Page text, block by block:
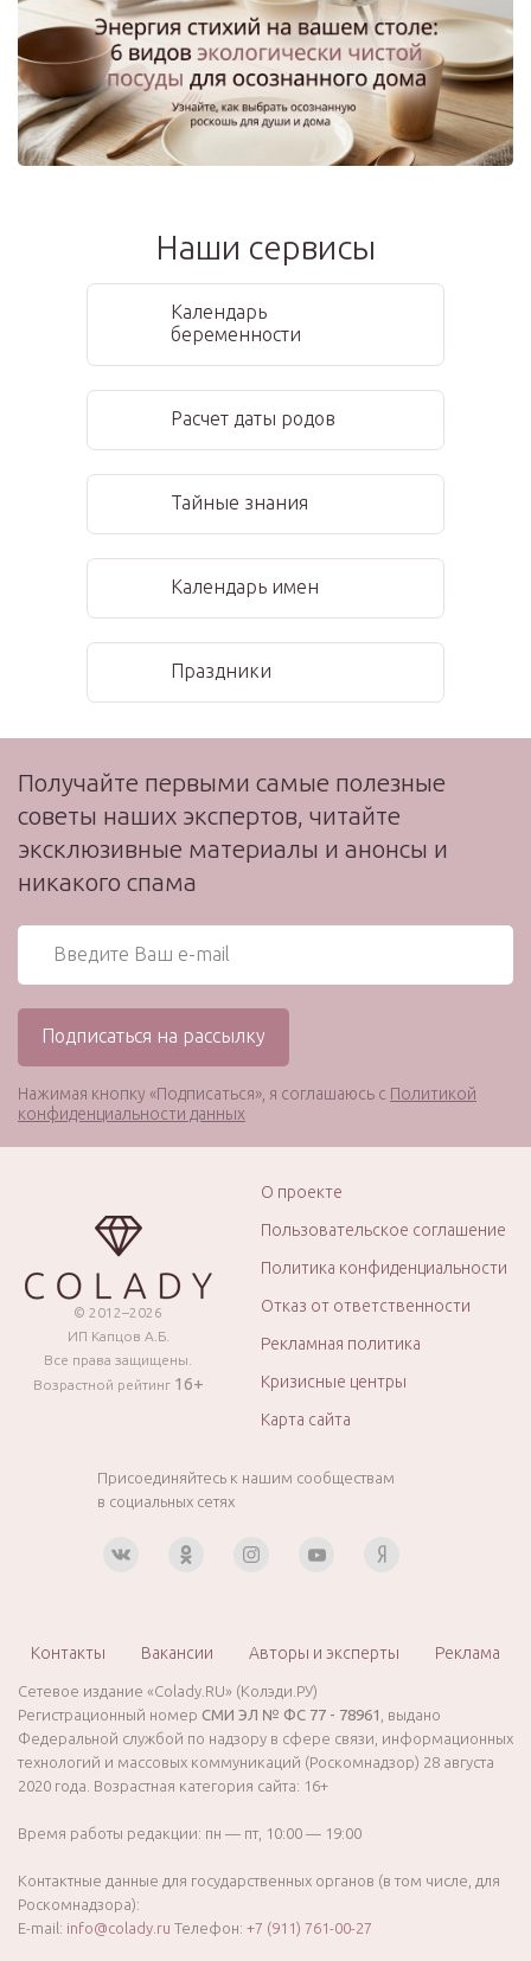
Наши сервисы
Календарь
беременности
Расчет даты родов
Тайные знания
Календарь имен
Праздники
Получайте первыми самые полезные
советы наших экспертов, читайте
эксклюзивные материалы и анонсы и
никакого спама
Нажимая кнопку «Подписаться», я соглашаюсь с Политикой
конфиденциальности данных
© 2012–2026
ИП Капцов А.Б.
Все права защищены.
Возрастной рейтинг 16+
О проекте
Пользовательское соглашение
Политика конфиденциальности
Отказ от ответственности
Рекламная политика
Кризисные центры
Карта сайта
Присоединяйтесь к нашим сообществам
в социальных сетях
Контакты Вакансии Авторы и эксперты Реклама
Сетевое издание «Colady.RU» (Колэди.РУ)
Регистрационный номер СМИ ЭЛ № ФС 77 - 78961
, выдано
Федеральной службой по надзору в сфере связи, информационных
технологий и массовых коммуникаций (Роскомнадзор) 28 августа
2020 года. Возрастная категория сайта: 16+
Время работы редакции: пн — пт, 10:00 — 19:00
Контактные данные для государственных органов (в том числе, для
Роскомнадзора):
E-mail: info@colady.ru Телефон: +7 (911) 761-00-27